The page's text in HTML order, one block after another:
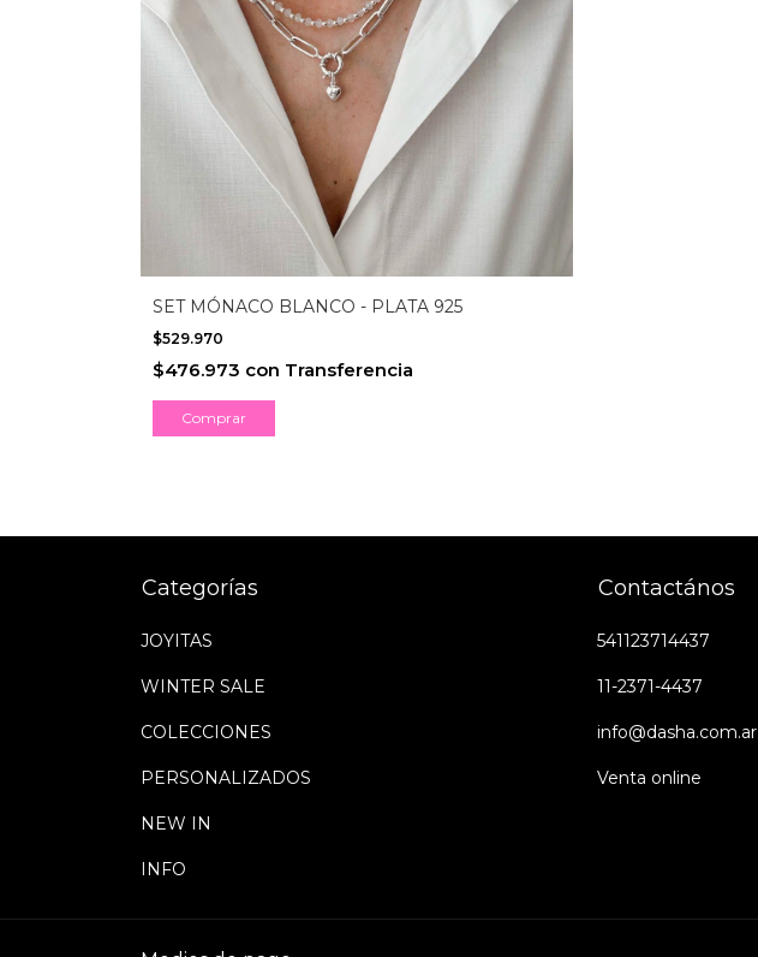
SET MÓNACO BLANCO - PLATA 925
$529.970
$476.973 con Transferencia
Categorías
JOYITAS
WINTER SALE
COLECCIONES
PERSONALIZADOS
NEW IN
INFO
Contactános
541123714437
11-2371-4437
info@dasha.com.ar
Venta online